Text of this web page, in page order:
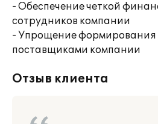
- Обеспечение четкой
сотрудников компании
- Упрощение формирования
поставщиками компании
Отзыв клиента